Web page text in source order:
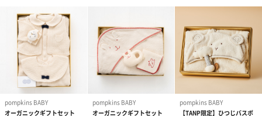
な、遊び心のあるベビー雑貨を作っています。
ポプキンズベビーのオーガニックコットンシリーズは、無農薬有
機栽培のコットンを使用した、赤ちゃんにも地球にもやさしいベ
ビーグッズです。生地の茶色は染色せず、色のついた原綿(カラー
ドコットン)を使用、キナリ色は原綿そのままの色を生かしていま
す。 漂白していませんので、綿花に残った葉や茎が斑点のように
見えることがありますが、害はなくお洗濯するごとに減っていき